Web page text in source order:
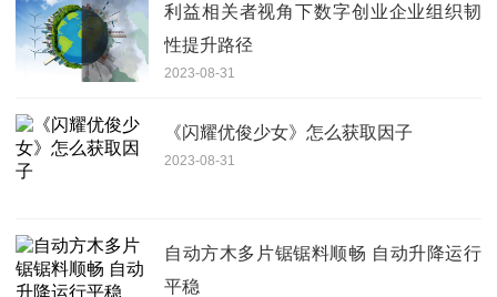
利益相关者视角下数字创业企业组织韧
性提升路径
2023-08-31
《闪耀优俊少女》怎么获取因子
2023-08-31
自动方木多片锯锯料顺畅 自动升降运行
平稳